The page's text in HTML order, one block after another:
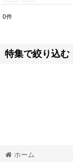
並び順:
0件
特集で絞り込む
ホーム